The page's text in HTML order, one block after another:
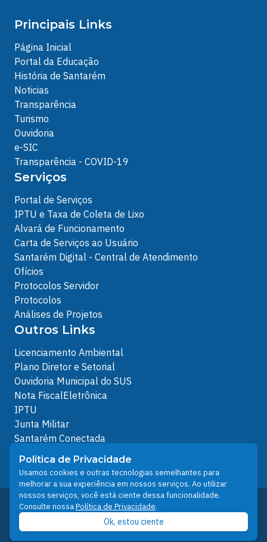
Principais Links
Página Inicial
Portal da Educação
História de Santarém
Noticias
Transparência
Turismo
Ouvidoria
e-SIC
Transparência - COVID-19
Serviços
Portal de Serviços
IPTU e Taxa de Coleta de Lixo
Alvará de Funcionamento
Carta de Serviços ao Usuário
Santarém Digital - Central de Atendimento
Ofícios
Protocolos Servidor
Protocolos
Análises de Projetos
Outros Links
Licenciamento Ambiental
Plano Diretor e Setorial
Ouvidoria Municipal do SUS
Nota FiscalEletrônica
IPTU
Junta Militar
Santarém Conectada
Política de Privacidade
People illustrations by Storyset
Desenvolvido pelo Núcleo Técnico de Gestão de
Tecnologia da Informação - NTI
Prefeitura de Santarém © 2026
Política de Privacidade
Usamos cookies e outras tecnologias semelhantes para
melhorar a sua experiência em nossos serviços. Ao utilizar
nossos serviços, você está ciente dessa funcionalidade.
Consulte nossaPolítica de Privacidade.
Ok, estou ciente